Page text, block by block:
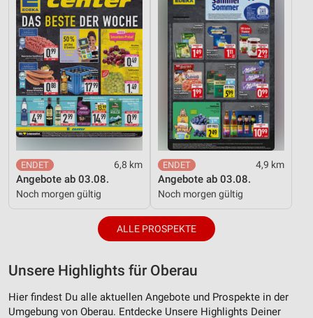
6,8 km
Angebote ab 03.08.
Noch morgen gültig
4,9 km
Angebote ab 03.08.
Noch morgen gültig
ALLE PROSPEKTE
Unsere Highlights für Oberau
Hier findest Du alle aktuellen Angebote und Prospekte in der
Umgebung von Oberau. Entdecke Unsere Highlights Deiner
Werbung